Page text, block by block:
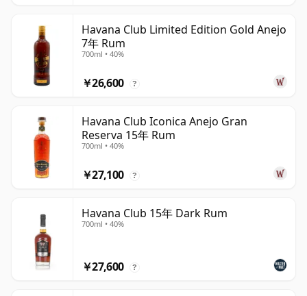
Havana Club Limited Edition Gold Anejo
7年 Rum
700ml • 40%
￥26,600 ?
Havana Club Iconica Anejo Gran
Reserva 15年 Rum
700ml • 40%
￥27,100 ?
Havana Club 15年 Dark Rum
700ml • 40%
￥27,600 ?